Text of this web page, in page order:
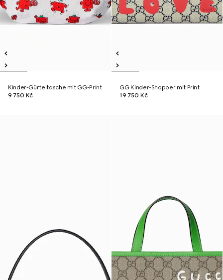
Kinder-Gürteltasche mit GG-Print
9 750 Kč
GG Kinder-Shopper mit Print
19 750 Kč